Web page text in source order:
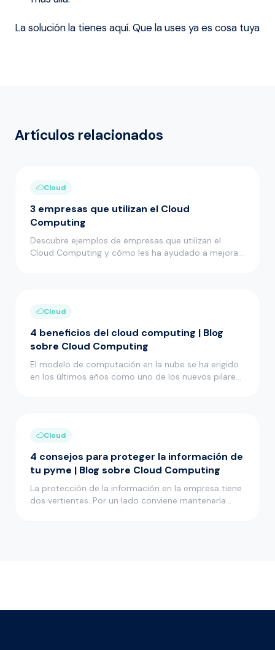
La solución la tienes aquí. Que la uses ya es cosa tuya
Artículos relacionados
Cloud
3 empresas que utilizan el Cloud
Computing
Descubre ejemplos de empresas que utilizan el
Cloud Computing y cómo les ha ayudado a mejorar
Cloud
4 beneficios del cloud computing | Blog
sobre Cloud Computing
El modelo de computación en la nube se ha erigido
en los últimos años como uno de los nuevos pilares
Cloud
4 consejos para proteger la información de
tu pyme | Blog sobre Cloud Computing
La protección de la información en la empresa tiene
dos vertientes. Por un lado conviene mantenerla